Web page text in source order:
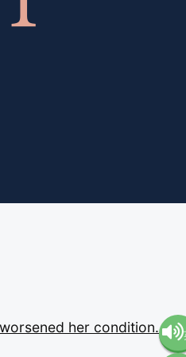
worsened her condition.